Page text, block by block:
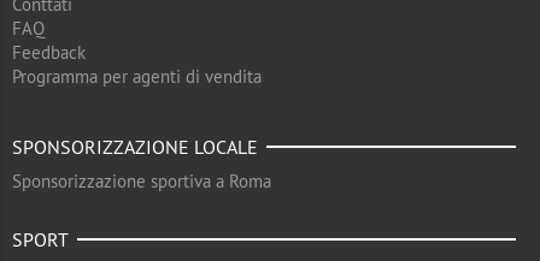
FAQ
Feedback
Programma per agenti di vendita
SPONSORIZZAZIONE LOCALE
Sponsorizzazione sportiva a Roma
SPORT